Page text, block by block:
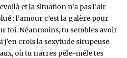
et la situation n’a pas l’air
: l’amour c’est la galère pour
toi. Néanmoins, tu sembles avoir
j’en crois la sexytude sirupeuse
où tu narres pêle-mêle tes